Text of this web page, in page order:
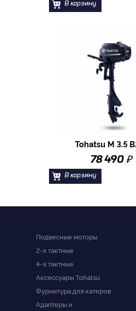
В корзину
Tohatsu M 3.5
78 490 ₽
В корзину
Подвесные моторы
2-x тактные
4-x тактные
Аксессуары Tohatsu
Фурнитура для катеров
Адаптеры и